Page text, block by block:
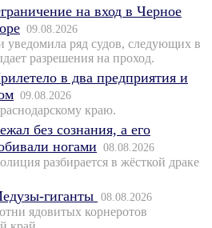
на вход в Черное
09.08.2026
уведомила ряд судов, следующих в
разрешения на проход.
в два предприятия и
09.08.2026
краю.
без сознания, а его
ногами 08.08.2026
разбирается в жёсткой драке
гиганты 08.08.2026
ядовитых корнеротов